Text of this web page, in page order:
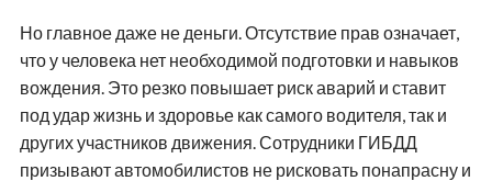
Но главное даже не деньги. Отсутствие прав означает,
что у человека нет необходимой подготовки и навыков
вождения. Это резко повышает риск аварий и ставит
под удар жизнь и здоровье как самого водителя, так и
других участников движения. Сотрудники ГИБДД
призывают автомобилистов не рисковать понапрасну и